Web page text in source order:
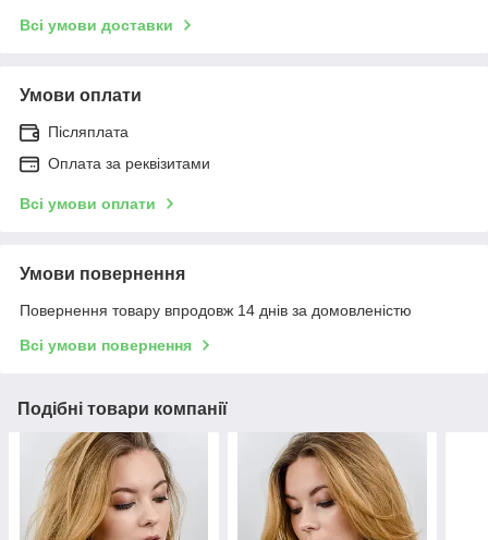
Всі умови доставки
Умови оплати
Післяплата
Оплата за реквізитами
Всі умови оплати
Умови повернення
Повернення товару впродовж 14 днів за домовленістю
Всі умови повернення
Подібні товари компанії